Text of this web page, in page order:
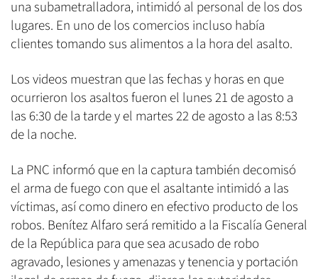
una subametralladora, intimidó al personal de los dos
lugares. En uno de los comercios incluso había
clientes tomando sus alimentos a la hora del asalto.
Los videos muestran que las fechas y horas en que
ocurrieron los asaltos fueron el lunes 21 de agosto a
las 6:30 de la tarde y el martes 22 de agosto a las 8:53
de la noche.
La PNC informó que en la captura también decomisó
el arma de fuego con que el asaltante intimidó a las
víctimas, así como dinero en efectivo producto de los
robos. Benítez Alfaro será remitido a la Fiscalía General
de la República para que sea acusado de robo
agravado, lesiones y amenazas y tenencia y portación